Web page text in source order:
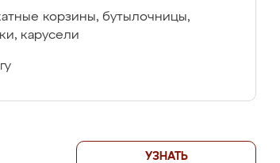
корзины, бутылочницы,
карусели
УЗНАТЬ